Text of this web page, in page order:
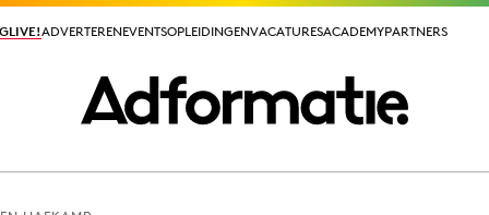
ADVERTERENEVENTSOPLEIDINGENVACATURESACADEMYPARTNERS
ADVERTERENEVENTSOPLEIDINGENVACATURESACADEMYPARTNERS